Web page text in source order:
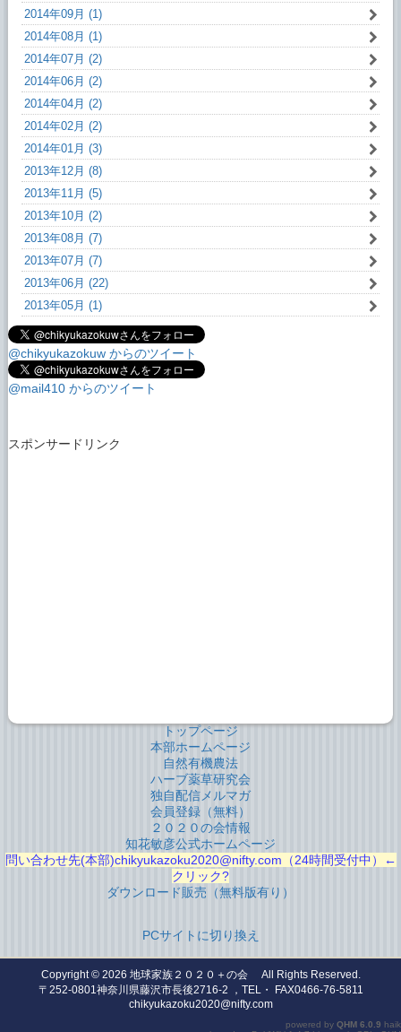
2014年09月 (1)
2014年08月 (1)
2014年07月 (2)
2014年06月 (2)
2014年04月 (2)
2014年02月 (2)
2014年01月 (3)
2013年12月 (8)
2013年11月 (5)
2013年10月 (2)
2013年08月 (7)
2013年07月 (7)
2013年06月 (22)
2013年05月 (1)
@chikyukazokuw からのツイート
@mail410 からのツイート
スポンサードリンク
トップページ
本部ホームページ
自然有機農法
ハーブ薬草研究会
独自配信メルマガ
会員登録（無料）
２０２０の会情報
知花敏彦公式ホームページ
問い合わせ先(本部)chikyukazoku2020@nifty.com（24時間受付中）←
クリック?
ダウンロード販売（無料版有り）
PCサイトに切り換え
Copyright © 2026 地球家族２０２０＋の会
All Rights Reserved.
〒252-0801神奈川県藤沢市長後2716-2 ，TEL・ FAX0466-76-5811
chikyukazoku2020@nifty.com
powered by QHM 6.0.9 haik